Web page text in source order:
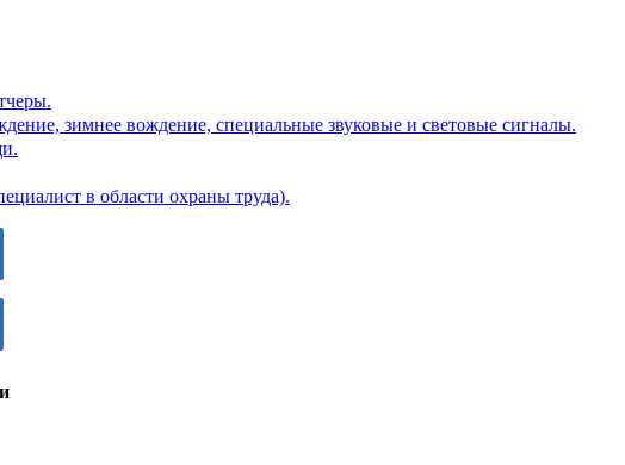
зимнее вождение, специальные звуковые и световые сигналы.
в области охраны труда).